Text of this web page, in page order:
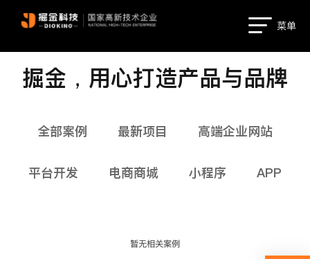
菜单
掘金，用心打造产品与品牌
全部案例 最新项目 高端企业网站
平台开发 电商商城 小程序 APP
暂无相关案例